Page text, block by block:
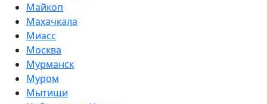
Майкоп
Махачкала
Миасс
Москва
Мурманск
Муром
Мытищи